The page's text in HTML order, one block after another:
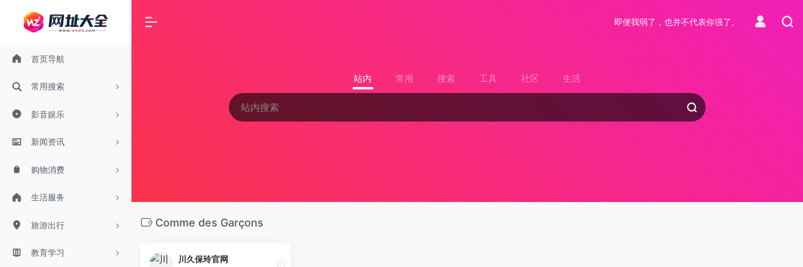
首页导航
常用搜索
影音娱乐
新闻资讯
购物消费
生活服务
旅游出行
教育学习
即便我弱了，也并不代表你强了。
站内 常用 搜索 工具 社区 生活
Comme des Garçons
川久保玲官网